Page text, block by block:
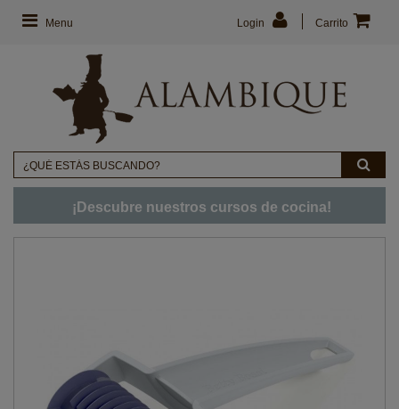
Menu Carrito
Login
¡Descubre nuestros cursos de cocina!